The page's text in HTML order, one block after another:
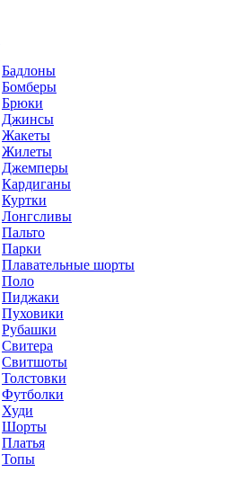
Бадлоны
Бомберы
Брюки
Джинсы
Жакеты
Жилеты
Джемперы
Кардиганы
Куртки
Лонгсливы
Пальто
Парки
Плавательные шорты
Поло
Пиджаки
Пуховики
Рубашки
Свитера
Свитшоты
Толстовки
Футболки
Худи
Шорты
Платья
Топы